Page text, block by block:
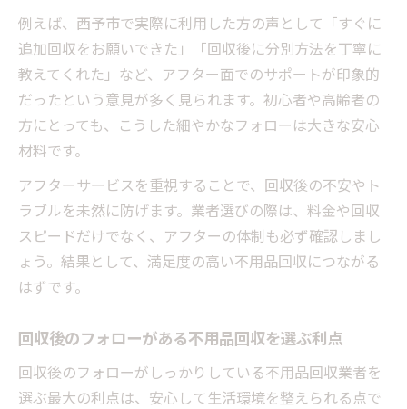
例えば、西予市で実際に利用した方の声として「すぐに
追加回収をお願いできた」「回収後に分別方法を丁寧に
教えてくれた」など、アフター面でのサポートが印象的
だったという意見が多く見られます。初心者や高齢者の
方にとっても、こうした細やかなフォローは大きな安心
材料です。
アフターサービスを重視することで、回収後の不安やト
ラブルを未然に防げます。業者選びの際は、料金や回収
スピードだけでなく、アフターの体制も必ず確認しまし
ょう。結果として、満足度の高い不用品回収につながる
はずです。
回収後のフォローがある不用品回収を選ぶ利点
回収後のフォローがしっかりしている不用品回収業者を
選ぶ最大の利点は、安心して生活環境を整えられる点で